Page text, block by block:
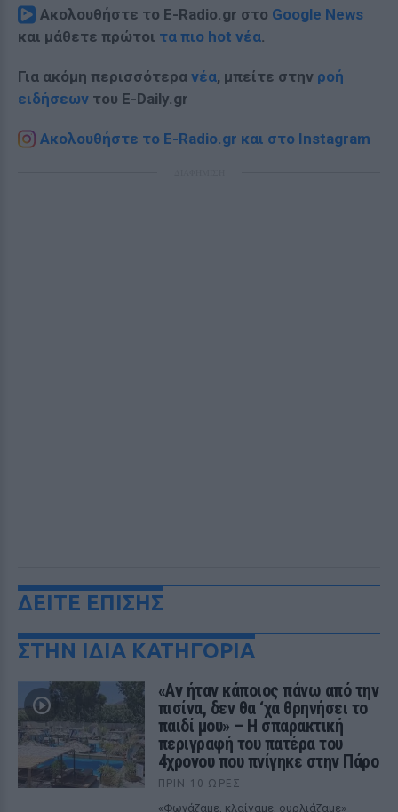
Ακολουθήστε το E-Radio.gr στο Google News
και μάθετε πρώτοι τα πιο hot νέα.
Για ακόμη περισσότερα νέα, μπείτε στην ροή
ειδήσεων του E-Daily.gr
Ακολουθήστε το E-Radio.gr και στο Instagram
ΔΕΙΤΕ ΕΠΙΣΗΣ
ΣΤΗΝ ΙΔΙΑ ΚΑΤΗΓΟΡΙΑ
«Αν ήταν κάποιος πάνω από την
πισίνα, δεν θα ‘χα θρηνήσει το
παιδί μου» – Η σπαρακτική
περιγραφή του πατέρα του
4χρονου που πνίγηκε στην Πάρο
ΠΡΙΝ 10 ΏΡΕΣ
«Φωνάζαμε, κλαίγαμε, ουρλιάζαμε»